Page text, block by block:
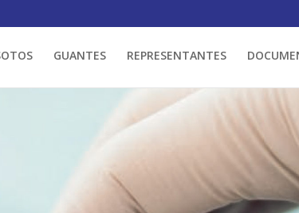
GUANTES REPRESENTANTES